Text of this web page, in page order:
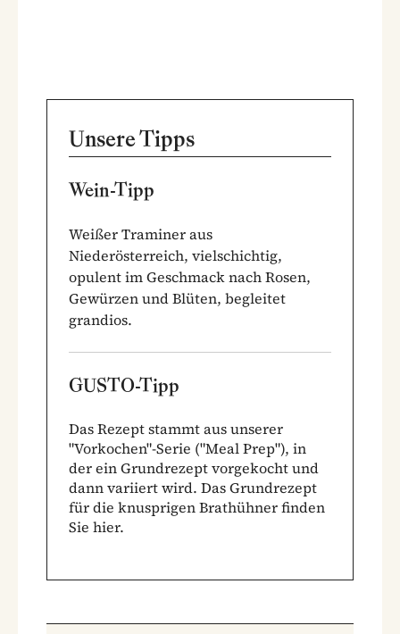
Unsere Tipps
Wein-Tipp
Weißer Traminer aus
Niederösterreich, vielschichtig,
opulent im Geschmack nach Rosen,
Gewürzen und Blüten, begleitet
grandios.
GUSTO-Tipp
Das Rezept stammt aus unserer
"Vorkochen"-Serie ("Meal Prep"), in
der ein Grundrezept vorgekocht und
dann variiert wird. Das Grundrezept
für die knusprigen Brathühner finden
Sie hier.